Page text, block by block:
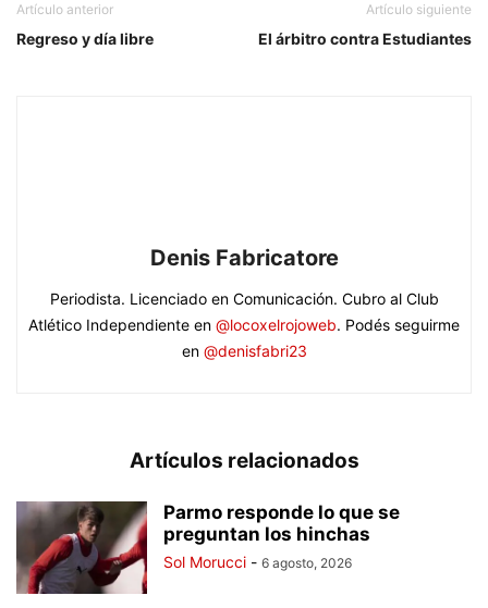
Artículo anterior
Regreso y día libre
Artículo siguiente
El árbitro contra Estudiantes
Denis Fabricatore
Periodista. Licenciado en Comunicación. Cubro al Club
Atlético Independiente en @locoxelrojoweb. Podés seguirme
en @denisfabri23
Artículos relacionados
Parmo responde lo que se
preguntan los hinchas
Sol Morucci - 6 agosto, 2026